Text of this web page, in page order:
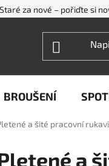
Staré za nové – pořiďte si
BROUŠENÍ
a šité pracovní
a